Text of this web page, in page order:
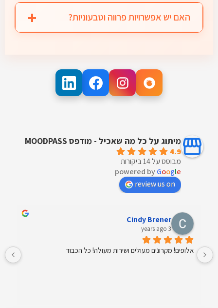
להרכבת שולחן קינוחים מלא ומגוון, ניתן כמובן לשלב
מספר סוגי קינוחים.
האם יש אפשרויות פרווה וטבעוניות?
לכם שולחן קינוחים שמתאים לכל האורחים.
מיתוג על כל מה שאכיל - מודפס MOODPASS
4.9
מבוסס על 14 ביקורות
powered byGoogle
review us on
איילת אריה
4 years ago
שירות מעולה. מוצרים מעולים וטעימים.